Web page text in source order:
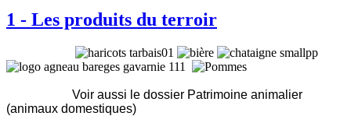
1 - Les produits du terroir
Voir aussi le dossier Patrimoine animalier
(animaux domestiques)